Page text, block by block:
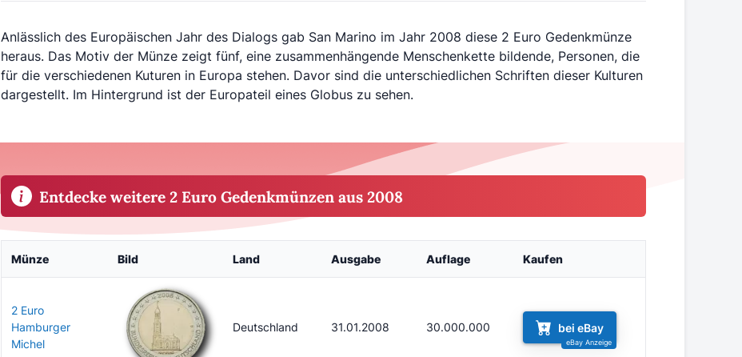
Anlässlich des Europäischen Jahr des Dialogs gab San Marino im Jahr 2008 diese 2 Euro Gedenkmünze
heraus. Das Motiv der Münze zeigt fünf, eine zusammenhängende Menschenkette bildende, Personen, die
für die verschiedenen Kuturen in Europa stehen. Davor sind die unterschiedlichen Schriften dieser Kulturen
dargestellt. Im Hintergrund ist der Europateil eines Globus zu sehen.
Entdecke weitere 2 Euro Gedenkmünzen aus 2008
Münze Bild Land Ausgabe Auflage Kaufen
2 Euro
Hamburger
Michel
Deutschland 31.01.2008 30.000.000 bei eBay